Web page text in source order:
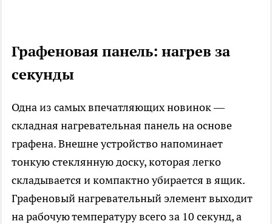
Графеновая панель: нагрев за
секунды
Одна из самых впечатляющих новинок —
складная нагревательная панель на основе
графена. Внешне устройство напоминает
тонкую стеклянную доску, которая легко
складывается и компактно убирается в ящик.
Графеновый нагревательный элемент выходит
на рабочую температуру всего за 10 секунд, а